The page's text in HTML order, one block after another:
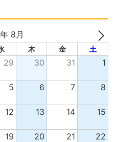
8月
木 金 土
29 30 31 1
5 6 7 8
12 13 14 15
19 20 21 22